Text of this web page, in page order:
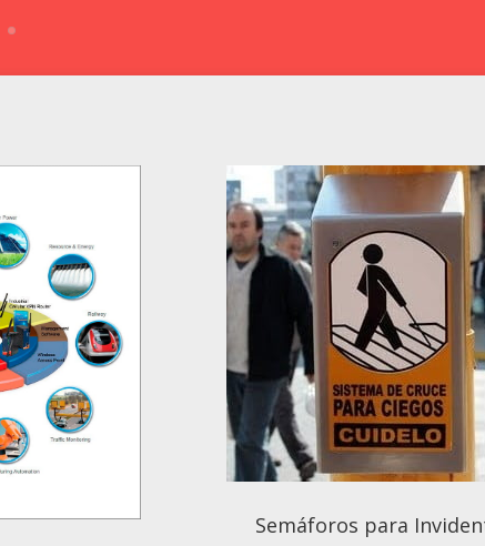
Semáforos para